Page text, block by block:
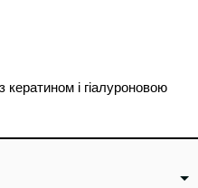
і гіалуроновою